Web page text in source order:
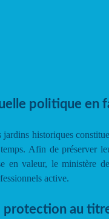
politique en
jardins historiques
Afin de préserver
en valeur, le ministère
active.
protection au